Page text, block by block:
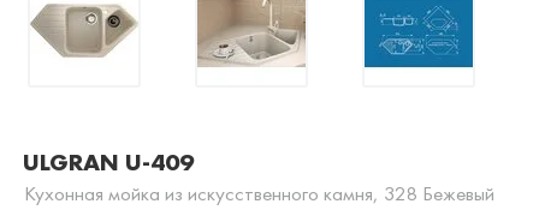
ULGRAN U-409
Кухонная мойка из искусственного камня, 328 Бежевый